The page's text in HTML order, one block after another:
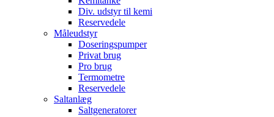
Div. udstyr til kemi
Reservedele
Måleudstyr
Doseringspumper
Privat brug
Pro brug
Termometre
Reservedele
Saltanlæg
Saltgeneratorer